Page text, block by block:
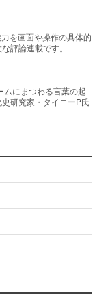
を画面や操作の具体的
評論連載です。
ムにまつわる言葉の起
研究家・タイニーP氏